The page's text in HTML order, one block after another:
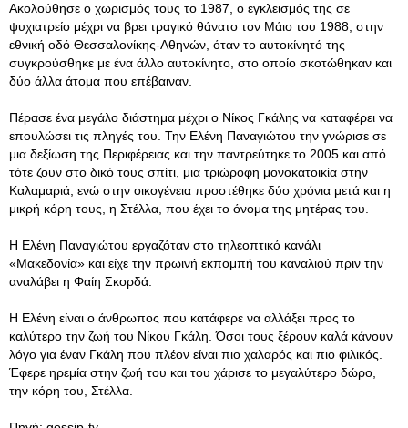
Ακολούθησε ο χωρισμός τους το 1987, ο εγκλεισμός της σε
ψυχιατρείο μέχρι να βρει τραγικό θάνατο τον Μάιο του 1988, στην
εθνική οδό Θεσσαλονίκης-Αθηνών, όταν το αυτοκίνητό της
συγκρούσθηκε με ένα άλλο αυτοκίνητο, στο οποίο σκοτώθηκαν και
δύο άλλα άτομα που επέβαιναν.
Πέρασε ένα μεγάλο διάστημα μέχρι ο Νίκος Γκάλης να καταφέρει να
επουλώσει τις πληγές του. Την Ελένη Παναγιώτου την γνώρισε σε
μια δεξίωση της Περιφέρειας και την παντρεύτηκε το 2005 και από
τότε ζουν στο δικό τους σπίτι, μια τριώροφη μονοκατοικία στην
Καλαμαριά, ενώ στην οικογένεια προστέθηκε δύο χρόνια μετά και η
μικρή κόρη τους, η Στέλλα, που έχει το όνομα της μητέρας του.
Η Ελένη Παναγιώτου εργαζόταν στο τηλεοπτικό κανάλι
«Μακεδονία» και είχε την πρωινή εκπομπή του καναλιού πριν την
αναλάβει η Φαίη Σκορδά.
Η Ελένη είναι ο άνθρωπος που κατάφερε να αλλάξει προς το
καλύτερο την ζωή του Νίκου Γκάλη. Όσοι τους ξέρουν καλά κάνουν
λόγο για έναν Γκάλη που πλέον είναι πιο χαλαρός και πιο φιλικός.
Έφερε ηρεμία στην ζωή του και του χάρισε το μεγαλύτερο δώρο,
την κόρη του, Στέλλα.